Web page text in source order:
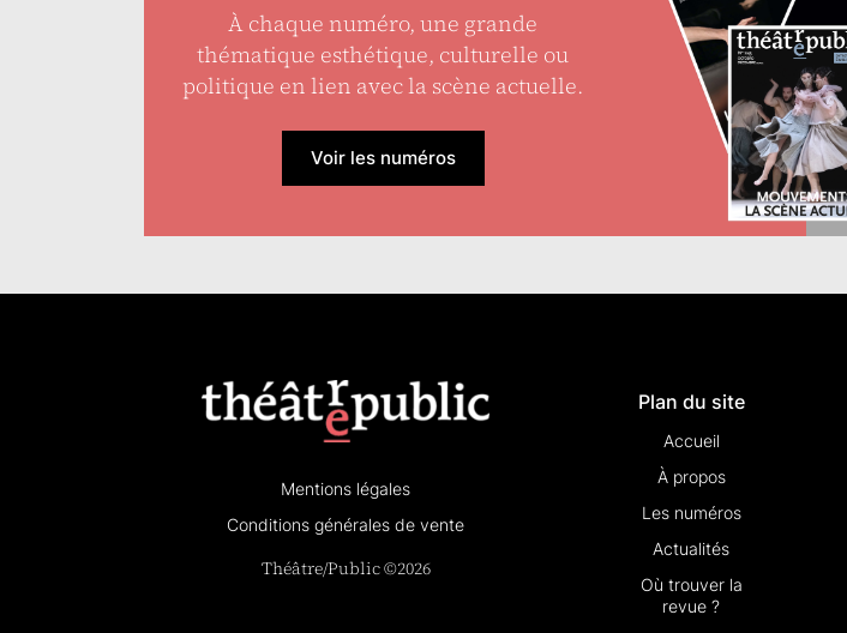
À chaque numéro, une grande
thématique esthétique, culturelle ou
politique en lien avec la scène actuelle.
Voir les numéros
Mentions légales
Conditions générales de vente
Théâtre/Public ©2026
Plan du site
Accueil
À propos
Les numéros
Actualités
Où trouver la
revue ?